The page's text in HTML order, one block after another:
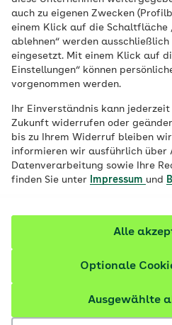
auch zu eigenen Zwecken
einem Klick auf die Schaltfläche
ablehnen“ werden
eingesetzt. Mit einem Klick auf
Einstellungen“ können
vorgenommen werden.
Ihr Einverständnis kann
Zukunft widerrufen oder
bis zu Ihrem Widerruf bleiben
informieren wir ausführlich über
Datenverarbeitung sowie Ihre
finden Sie unter
Impressum und
Ausgewählte
Optionale
Alle
Zielen ganz schön
innere Hindernisse
Schweinehund im
Oettingen erklärt die
der wir unsere Ziele
können.